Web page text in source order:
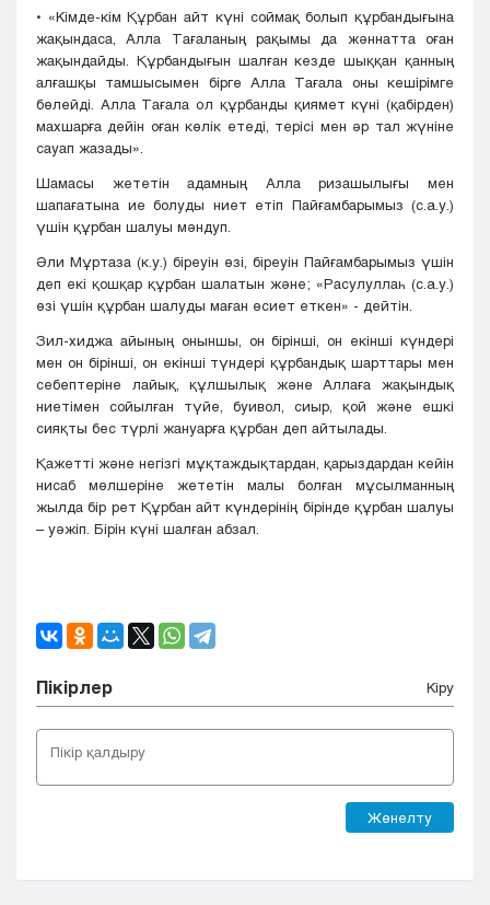
• «Кімде-кім Құрбан айт күні соймақ болып құрбандығына
жақындаса, Алла Тағаланың рақымы да жәннатта оған
жақындайды. Құрбандығын шалған кезде шыққан қанның
алғашқы тамшысымен бірге Алла Тағала оны кешірімге
бөлейді. Aлла Tағала oл құрбанды қиямет күні (қабірден)
махшарға дейін оған көлік етеді, терісі мен әр тал жүніне
сауап жазады».
Шамасы жететін адамның Алла ризашылығы мен
шапағатына ие болуды ниет етіп Пайғамбарымыз (с.a.у.)
үшін құрбан шалуы мәндуп.
Әли Mұртаза (к.у.) біреуін өзі, біреуін Пайғамбарымыз үшін
деп екі қошқар құрбан шалатын және; «Расулуллаһ (с.a.у.)
өзі үшін құрбан шалуды маған өсиет еткен» - дейтін.
Зил-хиджа айының оныншы, он бірінші, он екінші күндері
мен он бірінші, он екінші түндері құрбандық шарттары мен
себептеріне лайық, құлшылық және Аллаға жақындық
ниетімен сойылған түйе, буивол, сиыр, қой және ешкі
сияқты бес түрлі жануарға құрбан деп айтылады.
Қажетті және негізгі мұқтаждықтардан, қарыздардан кейін
нисаб мөлшеріне жететін малы болған мұсылманның
жылда бір рет Құрбан айт күндерінің бірінде құрбан шалуы
– уәжіп. Бірін күні шалған абзал.
Пікірлер Кіру
Жөнелту